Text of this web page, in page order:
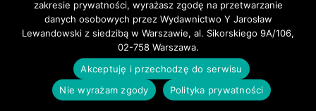
O NAS
KONTAKT
TU KUPISZ STRZAŁ.pl
PRENUMERATA
POLITYKA PRYWATNOŚCI
zakresie prywatności, wyrażasz zgodę na przetwarzanie
danych osobowych przez Wydawnictwo Y Jarosław
Lewandowski z siedzibą w Warszawie, al. Sikorskiego 9A/106,
02-758 Warszawa.
Akceptuję i przechodzę do serwisu
Nie wyrażam zgody
Polityka prywatności